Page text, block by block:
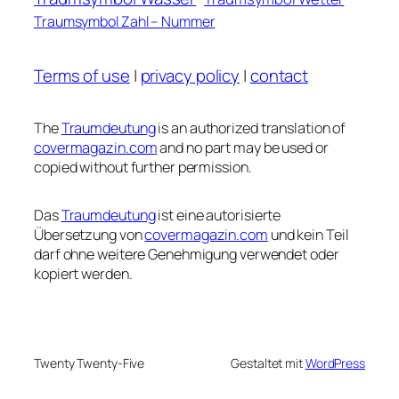
Traumsymbol Zahl – Nummer
Terms of use | privacy policy |contact
TheTraumdeutungis an authorized translation of
covermagazin.comand no part may be used or
copied without further permission.
DasTraumdeutungist eine autorisierte
Übersetzung voncovermagazin.com und kein Teil
darf ohne weitere Genehmigung verwendet oder
kopiert werden.
Twenty Twenty-Five Gestaltet mitWordPress